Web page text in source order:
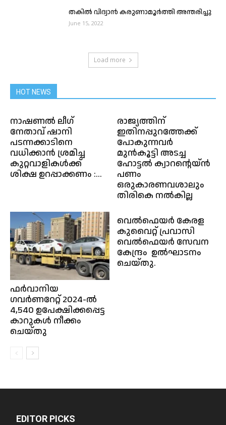
ത​കി​ല്‍ വി​ദ്വാ​ന്‍ ക​രു​ണാ​മൂ​ര്‍​ത്തി അ​ന്ത​രി​ച്ചു
June 15, 2022
Load more
HOT NEWS
നാഷണൽ ലീഗ്
നേതാവ് ഷാനി
പടന്നക്കാടിനെ
വധിക്കാൻ ശ്രമിച്ച
കുറ്റവാളികൾക്ക്
ശിക്ഷ ഉറപ്പാക്കണം :...
രാജ്യത്തിന്
ഇതിനപ്പുറത്തേക്ക്
പോകുന്നവർ
മുൻകൂട്ടി അടച്ച
ഹോട്ടൽ ക്വാറൻ്റെയ്ൻ
പണം
ഒരുകാരണവശാലും
തിരികെ നൽകില്ല
ഫർവാനിയ
ഗവർണറേറ്റ് 2024-ൽ
4,540 ഉപേക്ഷിക്കപ്പെട്ട
കാറുകൾ നീക്കം
ചെയ്തു
വെൽഫെയർ കേരള
കുവൈറ്റ്‌ പ്രവാസി
വെൽഫെയർ സേവന
കേന്ദ്രം ഉൽഘാടനം
ചെയ്തു.
EDITOR PICKS